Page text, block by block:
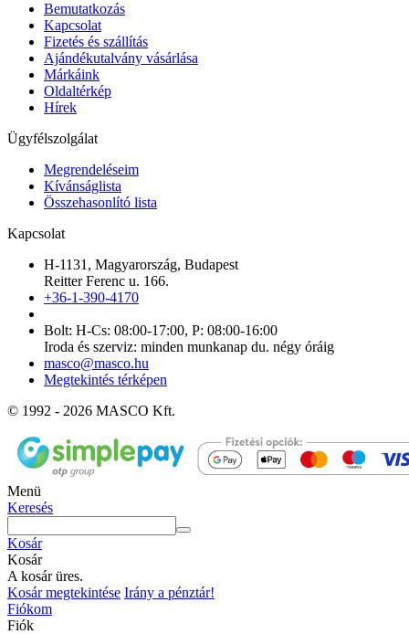
Bemutatkozás
Kapcsolat
Fizetés és szállítás
Ajándékutalvány vásárlása
Márkáink
Oldaltérkép
Hírek
Ügyfélszolgálat
Megrendeléseim
Kívánságlista
Összehasonlító lista
Kapcsolat
H-1131, Magyarország, Budapest
Reitter Ferenc u. 166.
+36-1-390-4170
Bolt: H-Cs: 08:00-17:00, P: 08:00-16:00
Iroda és szerviz: minden munkanap du. négy óráig
masco@masco.hu
Megtekintés térképen
© 1992 - 2026 MASCO Kft.
Menü
Keresés
Kosár
Kosár
A kosár üres.
Kosár megtekintése Irány a pénztár!
Fiókom
Fiók